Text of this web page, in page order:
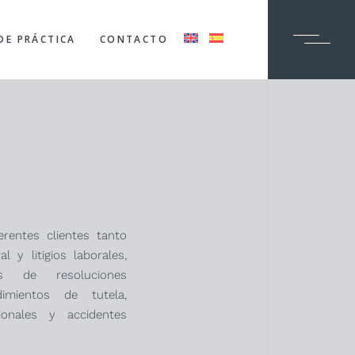
PRÁCTICA CONTACTO
clientes tanto
y litigios laborales,
de resoluciones
de tutela,
y accidentes